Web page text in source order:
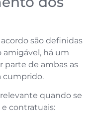
são definidas
amigável, há um
de ambas as
cumprido.
quando se
contratuais: